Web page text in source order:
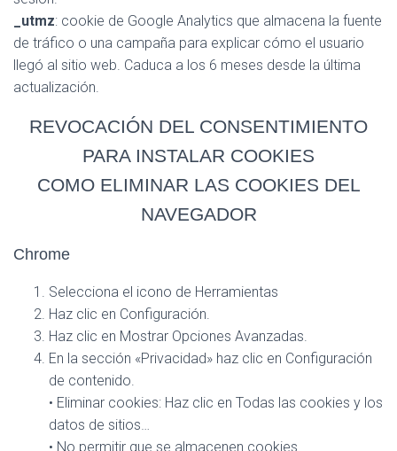
_utmz: cookie de Google Analytics que almacena la fuente
de tráfico o una campaña para explicar cómo el usuario
llegó al sitio web. Caduca a los 6 meses desde la última
actualización.
REVOCACIÓN DEL CONSENTIMIENTO
PARA INSTALAR COOKIES
COMO ELIMINAR LAS COOKIES DEL
NAVEGADOR
Chrome
Selecciona el icono de Herramientas
Haz clic en Configuración.
Haz clic en Mostrar Opciones Avanzadas.
En la sección «Privacidad» haz clic en Configuración
de contenido.
• Eliminar cookies: Haz clic en Todas las cookies y los
datos de sitios…
• No permitir que se almacenen cookies.